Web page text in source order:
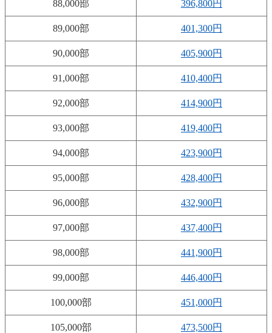
88,000部 396,800円
89,000部 401,300円
90,000部 405,900円
91,000部 410,400円
92,000部 414,900円
93,000部 419,400円
94,000部 423,900円
95,000部 428,400円
96,000部 432,900円
97,000部 437,400円
98,000部 441,900円
99,000部 446,400円
100,000部 451,000円
105,000部 473,500円